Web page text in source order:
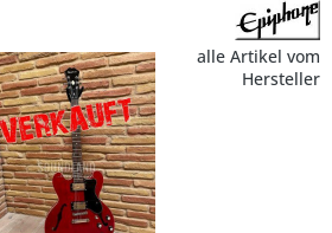
alle Artikel vom
Hersteller